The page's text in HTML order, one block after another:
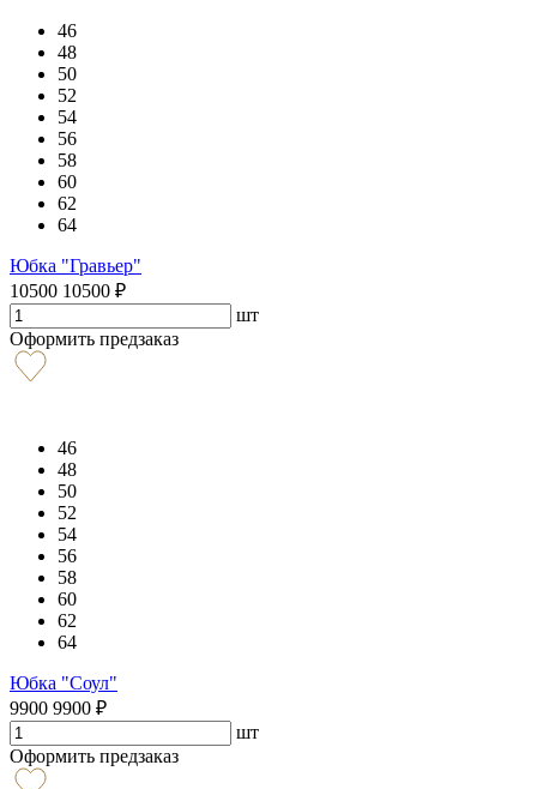
46
48
50
52
54
56
58
60
62
64
Юбка "Гравьер"
10500 10500 ₽
шт
Оформить предзаказ
46
48
50
52
54
56
58
60
62
64
Юбка "Соул"
9900 9900 ₽
шт
Оформить предзаказ